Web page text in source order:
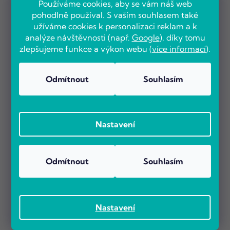
Používáme cookies, aby se vám náš web
pohodlně používal. S vaším souhlasem také
užíváme cookies k personalizaci reklam a k
analýze návštěvnosti (např. Google), díky tomu
zlepšujeme funkce a výkon webu (více informací).
Nastavení
Odmítnout Souhlasím
Nastavení
Odmítnout Souhlasím
12 347 Kč bez DPH
14 940 Kč ?
DO KOŠÍKU
Průměrné
Skladem(4 ks)